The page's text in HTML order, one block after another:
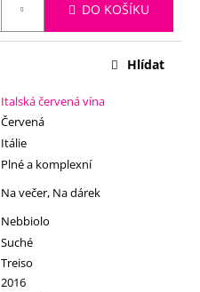
DO KOŠÍKU
Italská červená vína
Červená
Itálie
Plné a komplexní
Na večer, Na dárek
Nebbiolo
Suché
Treiso
2016
Hlídat